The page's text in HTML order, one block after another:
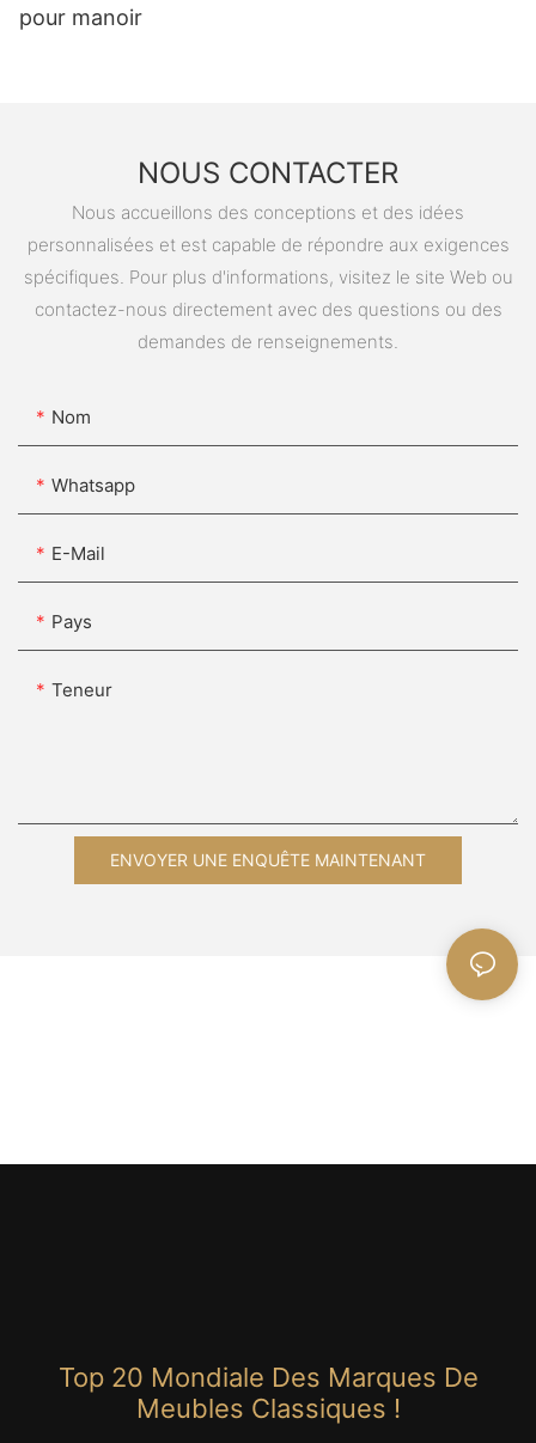
pour manoir
NOUS CONTACTER
Nous accueillons des conceptions et des idées
personnalisées et est capable de répondre aux exigences
spécifiques. Pour plus d'informations, visitez le site Web ou
contactez-nous directement avec des questions ou des
demandes de renseignements.
Nom
Whatsapp
E-Mail
Pays
Teneur
ENVOYER UNE ENQUÊTE MAINTENANT
Top 20 Mondiale Des Marques De
Meubles Classiques !